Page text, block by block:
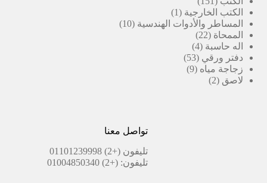
منتج
الكتب الخارجية 1
منتج
المساطر والأدوات الهندسية 10
10
الممحاة 22
22
منتج
اله حاسبة 4
4
منتجات
دفتر ورقي 53
53
منتج
زجاجة مياه 9
9
لاصق 2
2
تواصل معنا
تليفون(+2) 01101239998
تليفون: (+2) 01004850340